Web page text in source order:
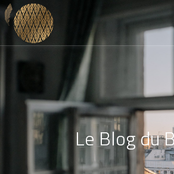
Le Blog du